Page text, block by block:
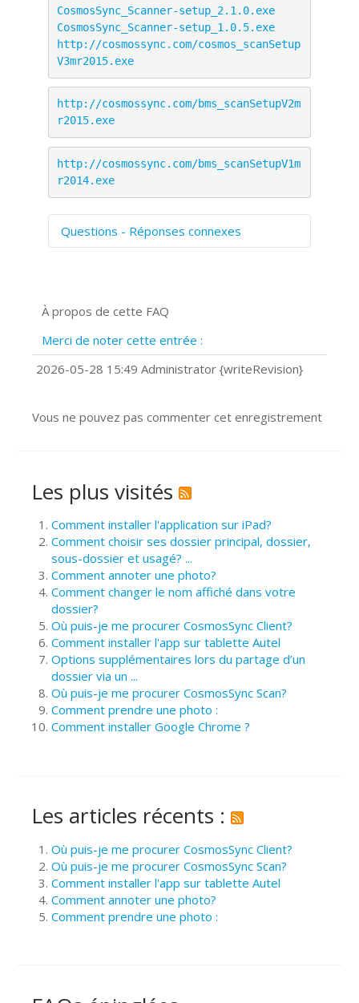
CosmosSync_Scanner-setup_2.1.0.exe
CosmosSync_Scanner-setup_1.0.5.exe
http://cosmossync.com/cosmos_scanSetup
V3mr2015.exe
http://cosmossync.com/bms_scanSetupV2m
r2015.exe
http://cosmossync.com/bms_scanSetupV1m
r2014.exe
Questions - Réponses connexes
Prise de vue 360°
?
Comment installer Google Chrome ?
À propos de cette FAQ
Merci de noter cette entrée :
2026-05-28 15:49 Administrator {writeRevision}
Vous ne pouvez pas commenter cet enregistrement
Les plus visités
Comment installer l'application sur iPad?
Comment choisir ses dossier principal, dossier,
sous-dossier et usagé? ...
Comment annoter une photo?
Comment changer le nom affiché dans votre
dossier?
Où puis-je me procurer CosmosSync Client?
Comment installer l'app sur tablette Autel
Options supplémentaires lors du partage d’un
dossier via un ...
Où puis-je me procurer CosmosSync Scan?
Comment prendre une photo :
Comment installer Google Chrome ?
Les articles récents :
Où puis-je me procurer CosmosSync Client?
Où puis-je me procurer CosmosSync Scan?
Comment installer l'app sur tablette Autel
Comment annoter une photo?
Comment prendre une photo :